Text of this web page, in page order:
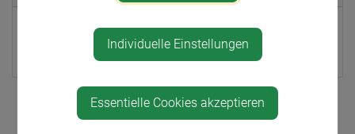
Galtbrunn 30
3304 St.Georgen/Ybbsfelde
Teile den Artikel
Individuelle Einstellungen
Essentielle Cookies akzeptieren